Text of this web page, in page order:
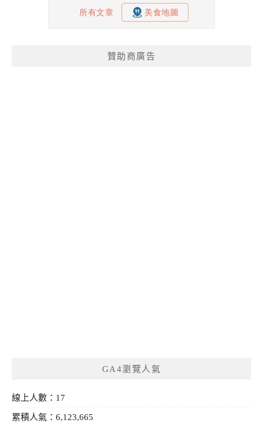
贊助商廣告
GA4瀏覽人氣
線上人數：17
累積人氣：6,123,665